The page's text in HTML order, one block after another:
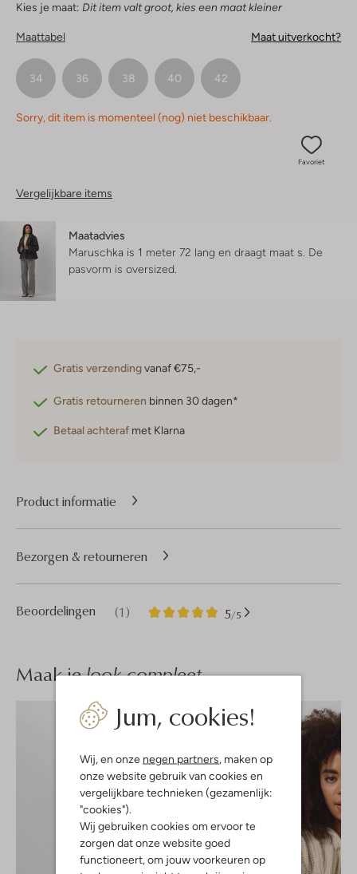
Jum, cookies!
Wij, en onze negen partners , maken op
onze website gebruik van cookies en
vergelijkbare technieken (gezamenlijk:
"cookies").
Wij gebruiken cookies om ervoor te
zorgen dat onze website goed
functioneert, om jouw voorkeuren op
Kies je maat: Dit item valt groot, kies een maat kleiner
Maattabel Maat uitverkocht?
34 36 38 40 42
Sorry, dit item is momenteel (nog) niet beschikbaar.
Favoriet
Vergelijkbare items
Maatadvies
Maruschka is 1 meter 72 lang en draagt maat s. De
pasvorm is oversized
Gratis verzendingvanaf €75,-
Gratis retourneren binnen 30 dagen*
Betaal achteraf met Klarna
Product informatie
Beoordelingen (1) 5/5
1
5
Bezorgen & retourneren
Maak jelook compleet